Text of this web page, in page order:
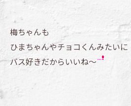
梅ちゃんも
ひまちゃんやチョコくんみたいに
バス好きだからいいね～